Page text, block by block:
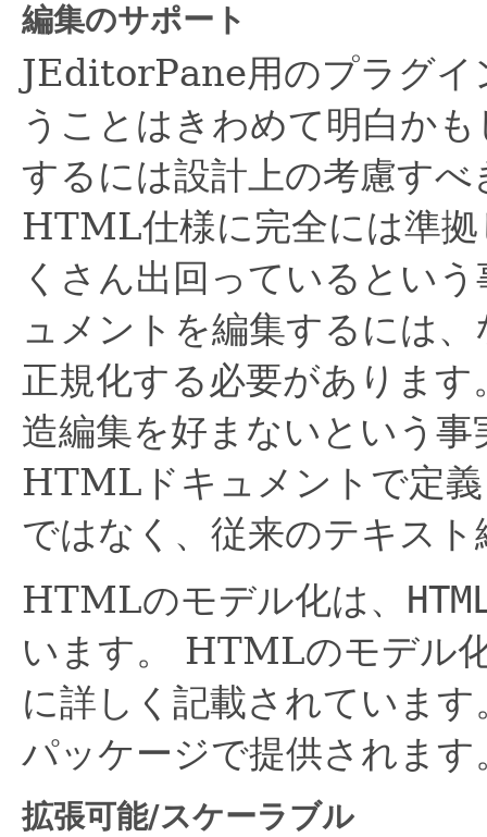
編集のサポート
JEditorPane用のプラグイ
うことはきわめて明白か
するには設計上の考慮す
HTML仕様に完全には準
くさん出回っているとい
ュメントを編集するには
正規化する必要があります
造編集を好まないという
HTMLドキュメントで定
ではなく、従来のテキス
HTMLのモデル化は、
います。
HTMLのモデル
に詳しく記載されています
パッケージで提供されます
拡張可能/スケーラブル